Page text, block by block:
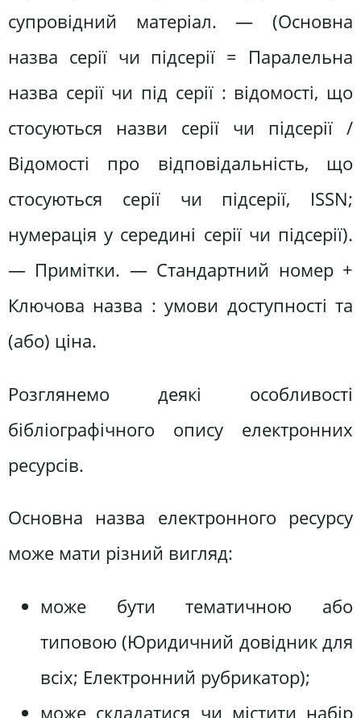
супровідний матеріал. — (Основна
назва серії чи підсерії = Паралельна
назва серії чи під серії : відомості, що
стосуються назви серії чи підсерії /
Відомості про відповідальність, що
стосуються серії чи підсерії, ISSN;
нумерація у середині серії чи підсерії).
— Примітки. — Стандартний номер +
Ключова назва : умови доступності та
(або) ціна.
Розглянемо деякі особливості
бібліографічного опису електронних
ресурсів.
Основна назва електронного ресурсу
може мати різний вигляд:
може бути тематичною або
типовою (Юридичний довідник для
всіх; Електронний рубрикатор);